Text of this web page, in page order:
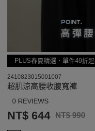
PLUS春夏精選．單件49折起
2410823015001007
超肌涼高腰收腹寬褲
0 REVIEWS
NT$ 644 NT$ 990